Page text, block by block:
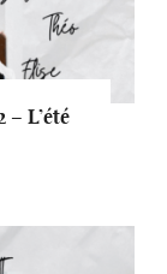
– L’été